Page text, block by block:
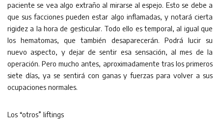
paciente se vea algo extraño al mirarse al espejo. Esto se debe a
que sus facciones pueden estar algo inflamadas, y notará cierta
rigidez a la hora de gesticular. Todo ello es temporal, al igual que
los hematomas, que también desaparecerán. Podrá lucir su
nuevo aspecto, y dejar de sentir esa sensación, al mes de la
operación. Pero mucho antes, aproximadamente tras los primeros
siete días, ya se sentirá con ganas y fuerzas para volver a sus
ocupaciones normales.
Los “otros” liftings